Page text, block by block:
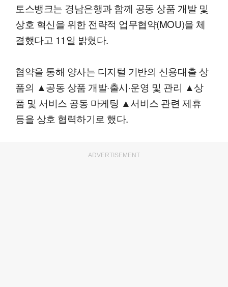
토스뱅크는 경남은행과 함께 공동 상품 개발 및
상호 혁신을 위한 전략적 업무협약(MOU)을 체
결했다고 11일 밝혔다.
협약을 통해 양사는 디지털 기반의 신용대출 상
품의 ▲공동 상품 개발·출시·운영 및 관리 ▲상
품 및 서비스 공동 마케팅 ▲서비스 관련 제휴
등을 상호 협력하기로 했다.
ADVERTISEMENT